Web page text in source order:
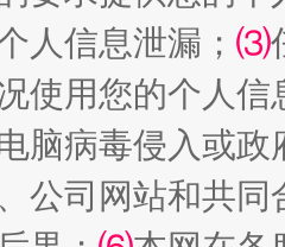
人信息泄漏； ⑶
使用您的个人
脑病毒侵入或
公司网站和共